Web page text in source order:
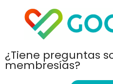
¿Tiene preguntas
membresías?